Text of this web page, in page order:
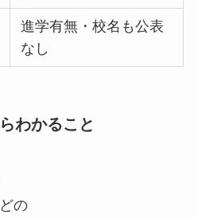
進学有無・校名も公表
なし
わかること
の